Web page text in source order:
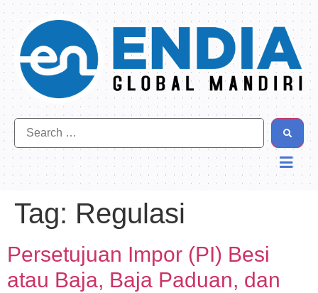
Tag: Regulasi
Persetujuan Impor (PI) Besi
atau Baja, Baja Paduan, dan